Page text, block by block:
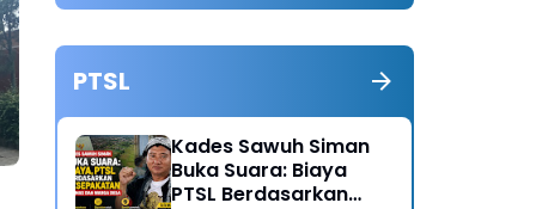
PTSL
Kades Sawuh Siman
Buka Suara: Biaya
PTSL Berdasarkan